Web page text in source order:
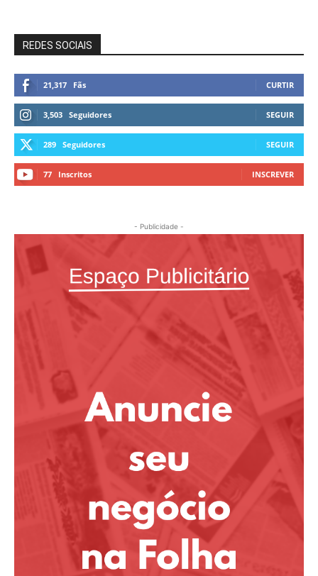
REDES SOCIAIS
21,317 Fãs CURTIR
3,503 Seguidores SEGUIR
289 Seguidores SEGUIR
77 Inscritos INSCREVER
- Publicidade -